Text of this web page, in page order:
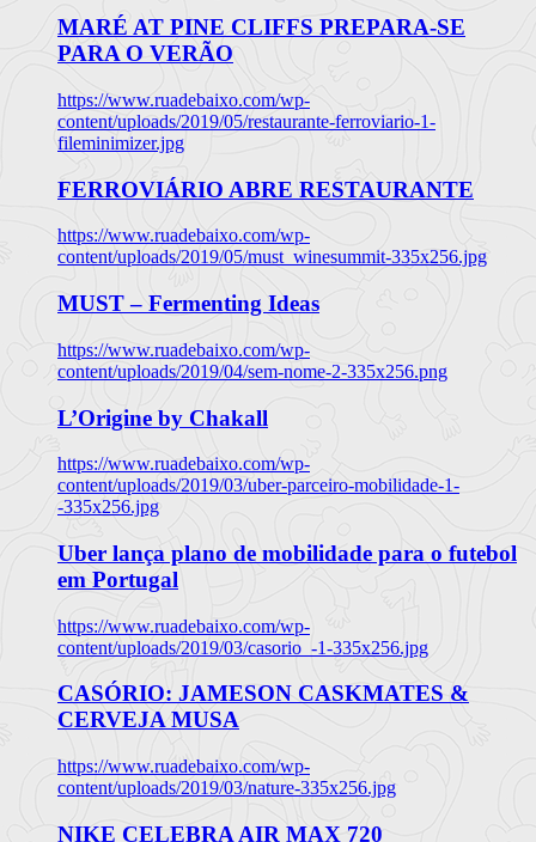
MARÉ AT PINE CLIFFS PREPARA-SE
PARA O VERÃO
https://www.ruadebaixo.com/wp-
content/uploads/2019/05/restaurante-ferroviario-1-
fileminimizer.jpg
FERROVIÁRIO ABRE RESTAURANTE
https://www.ruadebaixo.com/wp-
content/uploads/2019/05/must_winesummit-335x256.jpg
MUST – Fermenting Ideas
https://www.ruadebaixo.com/wp-
content/uploads/2019/04/sem-nome-2-335x256.png
L’Origine by Chakall
https://www.ruadebaixo.com/wp-
content/uploads/2019/03/uber-parceiro-mobilidade-1-
-335x256.jpg
Uber lança plano de mobilidade para o futebol
em Portugal
https://www.ruadebaixo.com/wp-
content/uploads/2019/03/casorio_-1-335x256.jpg
CASÓRIO: JAMESON CASKMATES &
CERVEJA MUSA
https://www.ruadebaixo.com/wp-
content/uploads/2019/03/nature-335x256.jpg
NIKE CELEBRA AIR MAX 720